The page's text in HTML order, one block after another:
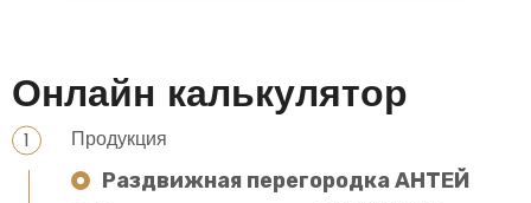
Онлайн калькулятор
Продукция
Раздвижная перегородка АНТЕЙ